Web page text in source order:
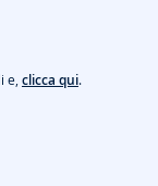
e,clicca qui.